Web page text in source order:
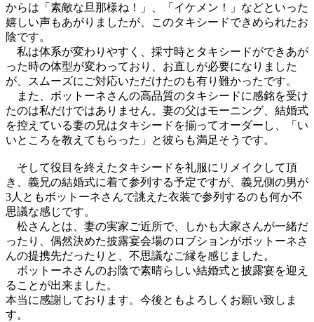
からは「素敵な旦那様ね！」、「 イケメン！」などと いった
嬉しい声もあがりましたが、
このタキシードできめられたお
陰です。
私は体系が変わりやすく、 採寸時と タキシードができあが
った時の体型が変わっており、 お直しが必要になりました
が、
スムーズにご対応いただけたのも有り難かったです。
また、 ボットーネさんの高品質のタキシードに感銘を受け
たのは私だけではありません。妻の父はモーニング、 結婚式
を控えている妻の兄はタキシードを揃ってオーダーし、「 い
いと ころを教えてもらった」 と彼らも満足そうです。
そして役目を終えたタキシードを礼服にリメイクして頂
き、 義兄の結婚式に着て参列する予定ですが、 義兄側の男が
3人 と もボットーネさんで誂えた衣装で参列するのも何か不
思議な感じです。
松さんと は、妻の実家ご近所で、しかも大家さんが一緒だ
ったり、 偶然決めた披露宴会場のロブションがボットーネさ
んの提携先だったり と 、不思議なご縁を感じました。
ボットーネさんのお陰で素晴らしい結婚式と披露宴を迎え
るこ と が出来ました。
本当に感謝しております。今後と もよろしくお願い致しま
す。